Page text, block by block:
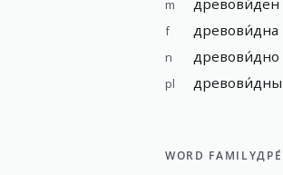
m
f древови́дна
n древови́дно
pl древови́дны
WORD FAMILY